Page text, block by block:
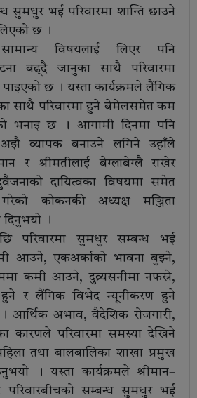
सुमधुर भई परिवारमा शान्ति छाउने
छ ।
विषयलाई लिएर पनि
बढ्दै जानुका साथै परिवारमा
छ । यस्ता कार्यक्रमले लैंगिक
साथै परिवारमा हुने बेमेलसमेत कम
भनाइ छ । आगामी दिनमा पनि
अझै व्यापक बनाउने लगिने उहाँले
र श्रीमतीलाई बेग्लाबेग्लै राखेर
दायित्वका विषयमा समेत
कोकनकी अध्यक्ष मञ्जिता
दिनुभयो ।
परिवारमा सुमधुर सम्बन्ध भई
आउने, एकअर्काको भावना बुझ्ने,
कमी आउने, दुव्र्यसनीमा नफस्ने,
र लैंगिक विभेद न्यूनीकरण हुने
आर्थिक अभाव, वैदेशिक रोजगारी,
कारणले परिवारमा समस्या देखिने
तथा बालबालिका शाखा प्रमुख
। यस्ता कार्यक्रमले श्रीमान–
परिवारबीचको सम्बन्ध सुमधुर भई